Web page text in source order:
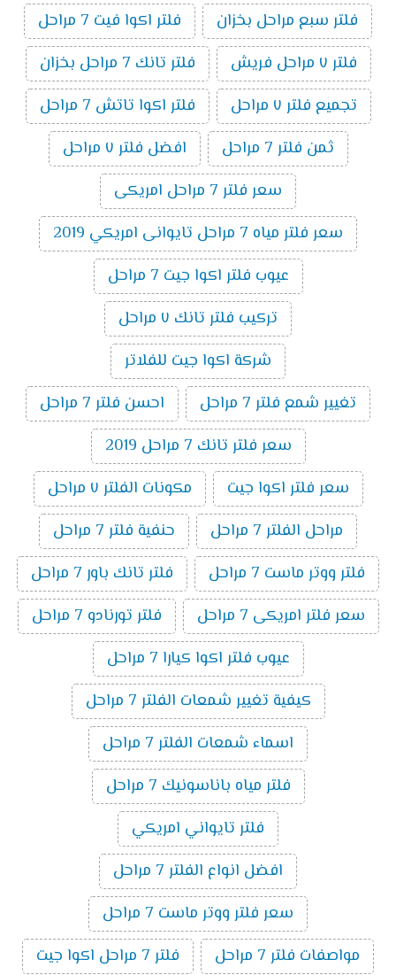
فلتر سبع مراحل بخزان
فلتر اكوا فيت 7 مراحل
فلتر ٧ مراحل فريش
فلتر تانك 7 مراحل بخزان
تجميع فلتر ٧ مراحل
فلتر اكوا تاتش 7 مراحل
ثمن فلتر 7 مراحل
افضل فلتر ٧ مراحل
سعر فلتر 7 مراحل امريكى
سعر فلتر مياه 7 مراحل تايوانى امريكي 2019
عيوب فلتر اكوا جيت 7 مراحل
تركيب فلتر تانك ٧ مراحل
شركة اكوا جيت للفلاتر
تغيير شمع فلتر 7 مراحل
احسن فلتر 7 مراحل
سعر فلتر تانك 7 مراحل 2019
سعر فلتر اكوا جيت
مكونات الفلتر ٧ مراحل
مراحل الفلتر 7 مراحل
حنفية فلتر 7 مراحل
فلتر ووتر ماست 7 مراحل
فلتر تانك باور 7 مراحل
سعر فلتر امريكى 7 مراحل
فلتر تورنادو 7 مراحل
عيوب فلتر اكوا كيارا 7 مراحل
كيفية تغيير شمعات الفلتر 7 مراحل
اسماء شمعات الفلتر 7 مراحل
فلتر مياه باناسونيك 7 مراحل
فلتر تايواني امريكي
افضل انواع الفلتر 7 مراحل
سعر فلتر ووتر ماست 7 مراحل
مواصفات فلتر 7 مراحل
فلتر 7 مراحل اكوا جيت